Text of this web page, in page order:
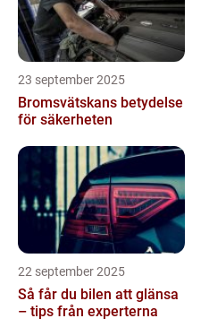
23 september 2025
Bromsvätskans betydelse
för säkerheten
22 september 2025
Så får du bilen att glänsa
– tips från experterna